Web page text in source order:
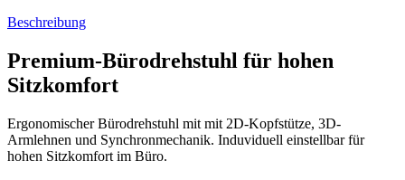
Beschreibung
Premium-Bürodrehstuhl für hohen
Sitzkomfort
Ergonomischer Bürodrehstuhl mit mit 2D-Kopfstütze, 3D-
Armlehnen und Synchronmechanik. Induviduell einstellbar für
hohen Sitzkomfort im Büro.